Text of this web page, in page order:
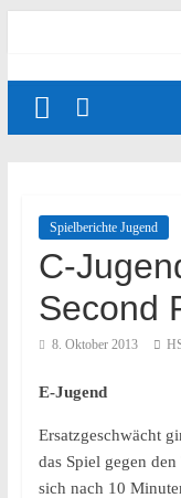
Spielberichte Jugend
C-
Second
8. Oktober 2013
E-Jugend
Ersatzgeschwächt
das Spiel gegen
sich nach 10